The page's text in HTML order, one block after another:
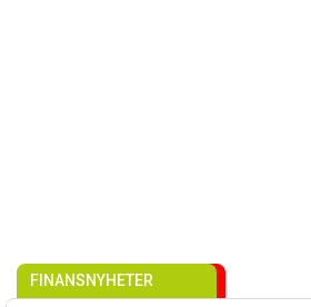
FINANSNYHETER